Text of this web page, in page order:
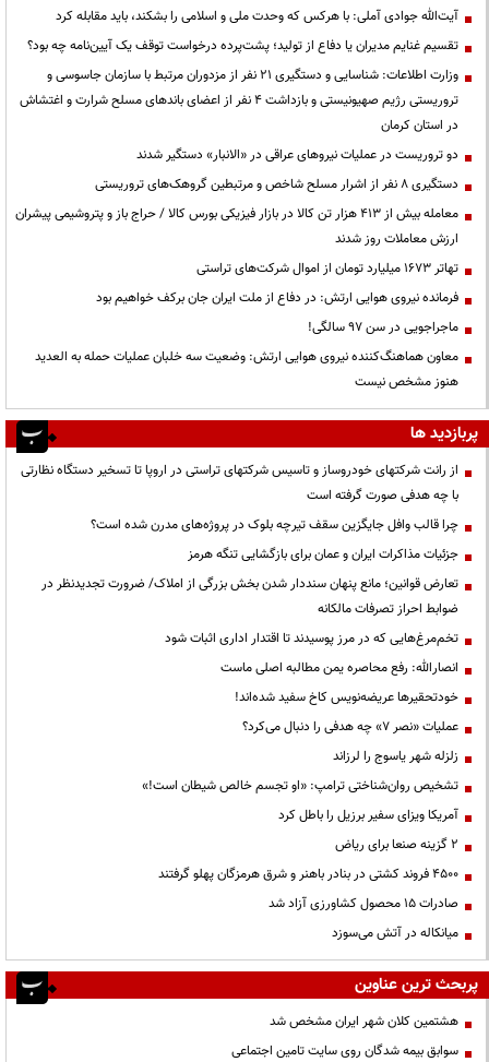
آیت‌الله جوادی آملی: با هرکس که وحدت ملی و اسلامی را بشکند، باید مقابله کرد
تقسیم غنایم مدیران یا دفاع از تولید؛ پشت‌پرده درخواست توقف یک آیین‌نامه چه بود؟
وزارت اطلاعات: شناسایی و دستگیری ۲۱ نفر از مزدوران مرتبط با سازمان جاسوسی و
تروریستی رژیم صهیونیستی و بازداشت ۴ نفر از اعضای باندهای مسلح شرارت و اغتشاش
در استان کرمان
دو تروریست در عملیات نیروهای عراقی در «الانبار» دستگیر شدند
دستگیری ۸ نفر از اشرار مسلح شاخص و مرتبطین گروهک‌های تروریستی
معامله بیش از ۴۱۳ هزار تن کالا در بازار فیزیکی بورس کالا / حراج باز و پتروشیمی پیشران
ارزش معاملات روز شدند
تهاتر ۱۶۷۳ میلیارد تومان از اموال شرکت‌های تراستی
فرمانده نیروی هوایی ارتش: در دفاع از ملت ایران جان برکف خواهیم بود
ماجراجویی در سن ۹۷ سالگی!
معاون هماهنگ‌کننده نیروی هوایی ارتش: وضعیت سه خلبان عملیات حمله به العدید
هنوز مشخص نیست
پربازدید ها
از رانت‌ شرکتهای خودروساز و تاسیس شرکتهای تراستی در اروپا تا تسخیر دستگاه نظارتی
با چه هدفی صورت گرفته است
چرا قالب وافل جایگزین سقف تیرچه بلوک در پروژه‌های مدرن شده است؟
جزئیات مذاکرات ایران و عمان برای بازگشایی تنگه هرمز
تعارض قوانین؛ مانع پنهان سنددار شدن بخش بزرگی از املاک/ ضرورت تجدیدنظر در
ضوابط احراز تصرفات مالکانه
تخم‌مرغ‌هایی که در مرز پوسیدند تا اقتدار اداری اثبات شود
انصارالله: رفع محاصره یمن مطالبه اصلی ماست
خودتحقیرها عریضه‌نویس کاخ سفید شده‌اند!
عملیات «نصر ۷» چه هدفی را دنبال می‌کرد؟
زلزله شهر یاسوج را لرزاند
تشخیص روان‌شناختی ترامپ: «او تجسم خالص شیطان است!»
آمریکا ویزای سفیر برزیل را باطل کرد
۲ گزینه صنعا برای ریاض
۴۵۰۰ فروند کشتی در بنادر باهنر و شرق هرمزگان پهلو گرفتند
صادرات ۱۵ محصول کشاورزی آزاد شد
میانکاله در آتش می‌سوزد
پربحث ترین عناوین
هشتمین کلان شهر ایران مشخص شد
سوابق بیمه شدگان روی سایت تامین اجتماعی